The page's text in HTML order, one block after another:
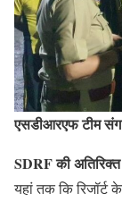
एसडीआरएफ टीम संग
SDRF की
यहां तक कि रिजॉर्ट